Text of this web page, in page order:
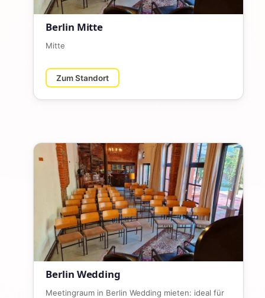
Berlin Mitte
Mitte
Zum Standort
Berlin Wedding
Meetingraum in Berlin Wedding mieten: ideal für